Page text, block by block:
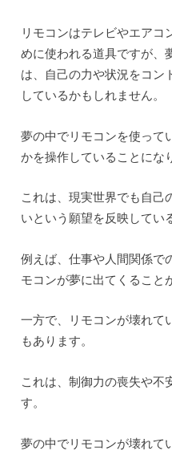
リモコンはテレビやエアコ
めに使われる道具ですが、
は、自己の力や状況をコン
しているかもしれません。
夢の中でリモコンを使って
かを操作していることにな
これは、現実世界でも自己
いという願望を反映してい
例えば、仕事や人間関係で
モコンが夢に出てくること
一方で、リモコンが壊れて
もあります。
これは、制御力の喪失や不
す。
夢の中でリモコンが壊れて